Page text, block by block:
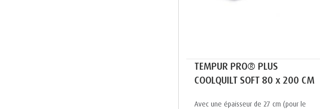
TEMPUR PRO® PLUS
COOLQUILT SOFT 80 x 200 CM
Avec une épaisseur de 27 cm (pour le